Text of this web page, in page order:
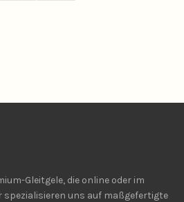
Gleitgele, die online oder im
spezialisieren uns auf maßgefertigte